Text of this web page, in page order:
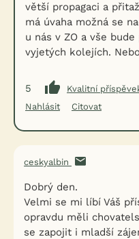
větší propagaci a
má úvaha možná se
u nás v ZO a vše
vyjetých kolejích.
5
Kvalitní
Nahlásit
Citovat
ceskyalbin
Dobrý den.
Velmi se mi líbí Váš
opravdu měli
se zapojit i mladší